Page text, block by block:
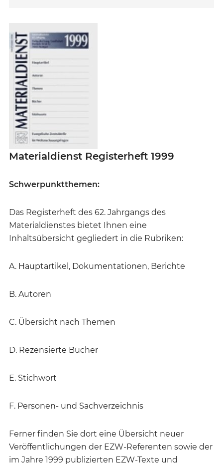
Materialdienst Registerheft 1999
Schwerpunktthemen:
Das Registerheft des 62. Jahrgangs des
Materialdienstes bietet Ihnen eine
Inhaltsübersicht gegliedert in die Rubriken:
A. Hauptartikel, Dokumentationen, Berichte
B. Autoren
C. Übersicht nach Themen
D. Rezensierte Bücher
E. Stichwort
F. Personen- und Sachverzeichnis
Ferner finden Sie dort eine Übersicht neuer
Veröffentlichungen der EZW-Referenten sowie der
im Jahre 1999 publizierten EZW-Texte und